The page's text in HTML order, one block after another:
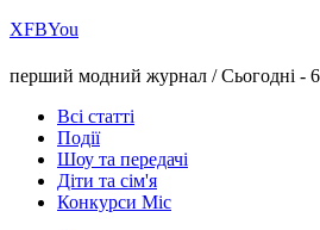
ХFBYou
перший модний журнал /Сьогодні -
Всі статті
Події
Шоу та передачі
Діти та сім'я
Конкурси Міс